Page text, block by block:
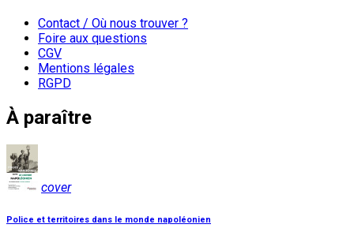
Contact / Où nous trouver ?
Foire aux questions
CGV
Mentions légales
RGPD
À paraître
cover
Police et territoires dans le monde napoléonien